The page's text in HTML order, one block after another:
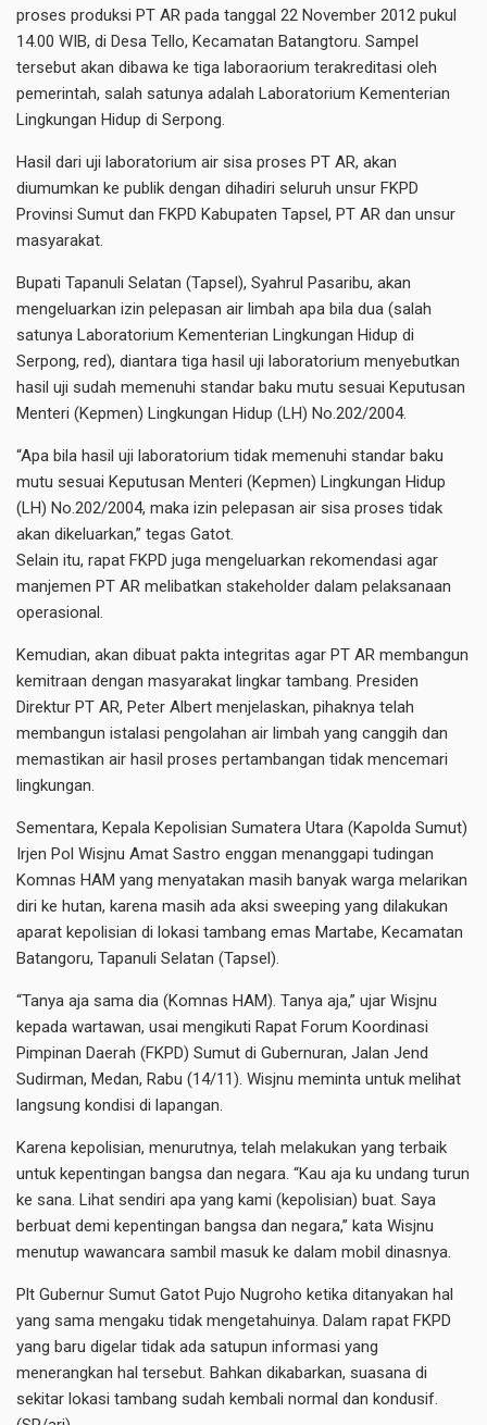
proses produksi PT AR pada tanggal 22 November 2012 pukul
14.00 WIB, di Desa Tello, Kecamatan Batangtoru. Sampel
tersebut akan dibawa ke tiga laboraorium terakreditasi oleh
pemerintah, salah satunya adalah Laboratorium Kementerian
Lingkungan Hidup di Serpong.
Hasil dari uji laboratorium air sisa proses PT AR, akan
diumumkan ke publik dengan dihadiri seluruh unsur FKPD
Provinsi Sumut dan FKPD Kabupaten Tapsel, PT AR dan unsur
masyarakat.
Bupati Tapanuli Selatan (Tapsel), Syahrul Pasaribu, akan
mengeluarkan izin pelepasan air limbah apa bila dua (salah
satunya Laboratorium Kementerian Lingkungan Hidup di
Serpong, red), diantara tiga hasil uji laboratorium menyebutkan
hasil uji sudah memenuhi standar baku mutu sesuai Keputusan
Menteri (Kepmen) Lingkungan Hidup (LH) No.202/2004.
“Apa bila hasil uji laboratorium tidak memenuhi standar baku
mutu sesuai Keputusan Menteri (Kepmen) Lingkungan Hidup
(LH) No.202/2004, maka izin pelepasan air sisa proses tidak
akan dikeluarkan,” tegas Gatot.
Selain itu, rapat FKPD juga mengeluarkan rekomendasi agar
manjemen PT AR melibatkan stakeholder dalam pelaksanaan
operasional.
Kemudian, akan dibuat pakta integritas agar PT AR membangun
kemitraan dengan masyarakat lingkar tambang. Presiden
Direktur PT AR, Peter Albert menjelaskan, pihaknya telah
membangun istalasi pengolahan air limbah yang canggih dan
memastikan air hasil proses pertambangan tidak mencemari
lingkungan.
Sementara, Kepala Kepolisian Sumatera Utara (Kapolda Sumut)
Irjen Pol Wisjnu Amat Sastro enggan menanggapi tudingan
Komnas HAM yang menyatakan masih banyak warga melarikan
diri ke hutan, karena masih ada aksi sweeping yang dilakukan
aparat kepolisian di lokasi tambang emas Martabe, Kecamatan
Batangoru, Tapanuli Selatan (Tapsel).
“Tanya aja sama dia (Komnas HAM). Tanya aja,” ujar Wisjnu
kepada wartawan, usai mengikuti Rapat Forum Koordinasi
Pimpinan Daerah (FKPD) Sumut di Gubernuran, Jalan Jend
Sudirman, Medan, Rabu (14/11). Wisjnu meminta untuk melihat
langsung kondisi di lapangan.
Karena kepolisian, menurutnya, telah melakukan yang terbaik
untuk kepentingan bangsa dan negara. “Kau aja ku undang turun
ke sana. Lihat sendiri apa yang kami (kepolisian) buat. Saya
berbuat demi kepentingan bangsa dan negara,” kata Wisjnu
menutup wawancara sambil masuk ke dalam mobil dinasnya.
Plt Gubernur Sumut Gatot Pujo Nugroho ketika ditanyakan hal
yang sama mengaku tidak mengetahuinya. Dalam rapat FKPD
yang baru digelar tidak ada satupun informasi yang
menerangkan hal tersebut. Bahkan dikabarkan, suasana di
sekitar lokasi tambang sudah kembali normal dan kondusif.